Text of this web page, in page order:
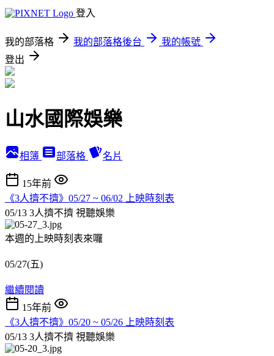
登入
我的部落格 我的部落格後台
我的帳號
登出
山水國際娛樂
相簿 部落格 名片
15年前
《3人擠不擠》05/27 ~ 06/02 上映時刻表
05/13 3人擠不擠 視聽娛樂
本週的上映時刻表來囉
05/27(五)
繼續閱讀
15年前
《3人擠不擠》05/20 ~ 05/26 上映時刻表
05/13 3人擠不擠 視聽娛樂